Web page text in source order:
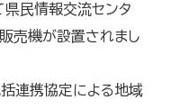
民情報交流センタ
売機が設置されまし
連携協定による地域